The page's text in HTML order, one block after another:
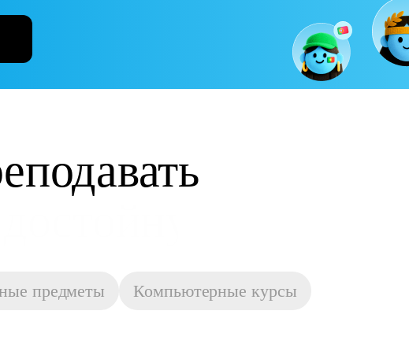
предметы Компьютерные курсы